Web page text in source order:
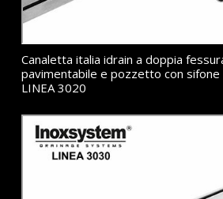
Canaletta italia idrain a doppia
pavimentabile e pozzetto con
LINEA 3020